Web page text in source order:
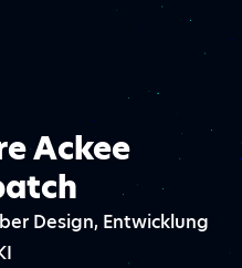
Ackee
Design, Entwicklung